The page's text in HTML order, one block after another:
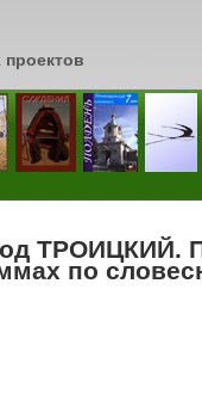
ТРОИЦКИЙ.
по